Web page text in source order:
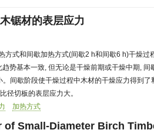
锯材的表层应力
方式和间歇加热方式(间歇2 h和间歇6 h)干燥
势基本一致, 但无论是干燥前期或干燥中期,
间歇阶段使干燥过程中木材的干燥应力得到了
径切板的表层应力大。
加热方式
of Small-Diameter Birch